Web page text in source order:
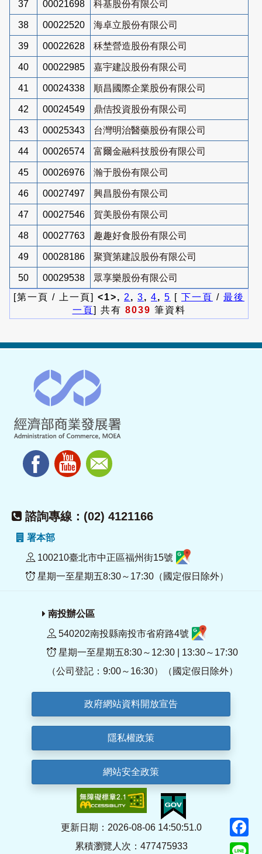
37 00021698 科基股份有限公司
38 00022520 海卓立股份有限公司
39 00022628 秝埜營造股份有限公司
40 00022985 嘉宇建設股份有限公司
41 00024338 順昌國際企業股份有限公司
42 00024549 鼎佶投資股份有限公司
43 00025343 台灣明治醫藥股份有限公司
44 00026574 富爾金融科技股份有限公司
45 00026976 瀚于股份有限公司
46 00027497 興昌股份有限公司
47 00027546 賀美股份有限公司
48 00027763 趣趣好食股份有限公司
49 00028186 聚寶第建設股份有限公司
50 00029538
眾享樂股份有限公司
[第一頁 / 上一頁] <1>, 2 , 3, 4, 5 [ 下一頁 / 最後
一頁] 共有 8039 筆資料
諮詢專線：(02) 4121166
署本部
100210臺北市中正區福州街15號
星期一至星期五8:30～17:30（國定假日除外）
南投辦公區
540202南投縣南投市省府路4號
星期一至星期五8:30～12:30 | 13:30～17:30
（公司登記：9:00～16:30）（國定假日除外）
政府網站資料開放宣告
隱私權政策
網站安全政策
更新日期：2026-08-06 14:50:51.0
累積瀏覽人次：477475933